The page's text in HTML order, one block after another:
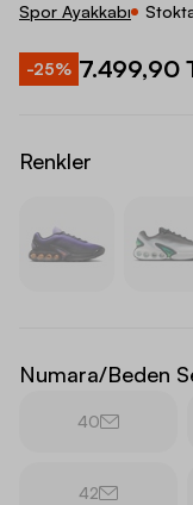
Spor Ayakkabı
-25% 7.499,90
Renkler
Numara/Beden
40
42